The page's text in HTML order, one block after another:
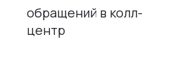
обращений в колл-
центр